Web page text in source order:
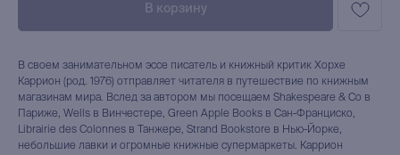
В корзину
В своем занимательном эссе писатель и книжный критик Хорхе
Каррион (род. 1976) отправляет читателя в путешествие по книжным
магазинам мира. Вслед за автором мы посещаем Shakespeare & Co в
Париже, Wells в Винчестере, Green Apple Books в Сан-Франциско,
Librairie des Colonnes в Танжере, Strand Bookstore в Нью-Йорке,
небольшие лавки и огромные книжные супермаркеты. Каррион